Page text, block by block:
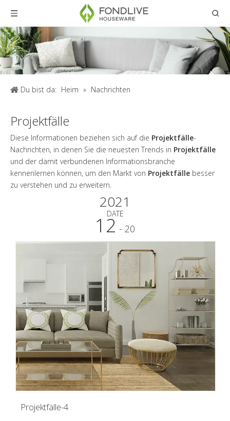
Du bist da: Heim » Nachrichten
Projektfälle
Diese Informationen beziehen sich auf die Projektfälle-
Nachrichten, in denen Sie die neuesten Trends in Projektfälle
und der damit verbundenen Informationsbranche
kennenlernen können, um den Markt von Projektfälle besser
zu verstehen und zu erweitern.
2021
DATE
12 - 20
Projektfälle-4